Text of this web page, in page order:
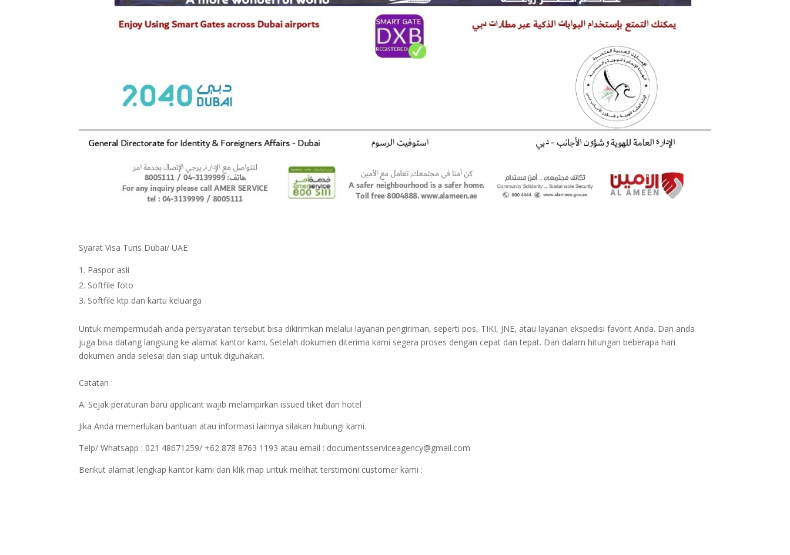
Syarat Visa Turis Dubai/ UAE
Paspor asli
Softfile foto
Softfile ktp dan kartu keluarga
Untuk mempermudah anda persyaratan tersebut bisa dikirimkan melalui layanan pengiriman, seperti pos, TIKI, JNE, atau layanan ekspedisi favorit Anda. Dan anda
juga bisa datang langsung ke alamat kantor kami. Setelah dokumen diterima kami segera proses dengan cepat dan tepat. Dan dalam hitungan beberapa hari
dokumen anda selesai dan siap untuk digunakan.
Catatan :
A. Sejak peraturan baru applicant wajib melampirkan issued tiket dan hotel
Jika Anda memerlukan bantuan atau informasi lainnya silakan hubungi kami.
Telp/ Whatsapp : 021 48671259/ +62 878 8763 1193 atau email : documentsserviceagency@gmail.com
Berikut alamat lengkap kantor kami dan klik map untuk melihat terstimoni customer kami :